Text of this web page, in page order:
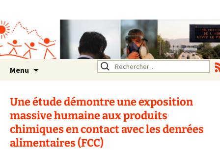
Rhône Alpes
Un environnement sain pour
la santé de tous
Menu Rechercher :
Une étude démontre une exposition
massive humaine aux produits
chimiques en contact avec les denrées
alimentaires (FCC)